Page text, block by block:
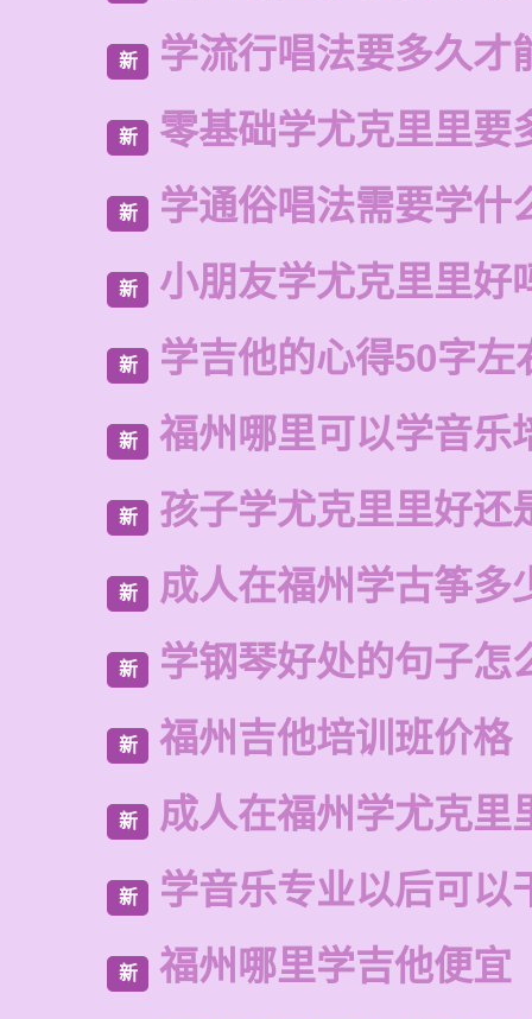
新 学流行唱法要多久才
新 零基础学尤克里里要
新 学通俗唱法需要学什
新 小朋友学尤克里里好
新 学吉他的心得50字左
新 福州哪里可以学音乐
新 孩子学尤克里里好还
新 成人在福州学古筝多
新 学钢琴好处的句子怎
新 福州吉他培训班价格
新 成人在福州学尤克里
新 学音乐专业以后可以
新 福州哪里学吉他便宜